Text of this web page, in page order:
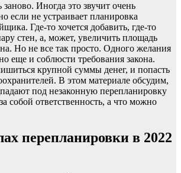
Иногда это звучит очень
если не устраивает планировка
Где-то хочется добавить, где-то
стен, а, может, увеличить площадь
Но не все так просто. Одного желания
еще и соблюсти требования закона.
крупной суммы денег, и попасть
В этом материале обсудим,
под незаконную перепланировку
собой ответственность, а что можно
перепланировки в 2022